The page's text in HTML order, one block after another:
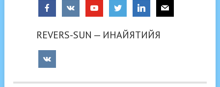
REVERS-SUN — ИНАЙЯТИЙЯ